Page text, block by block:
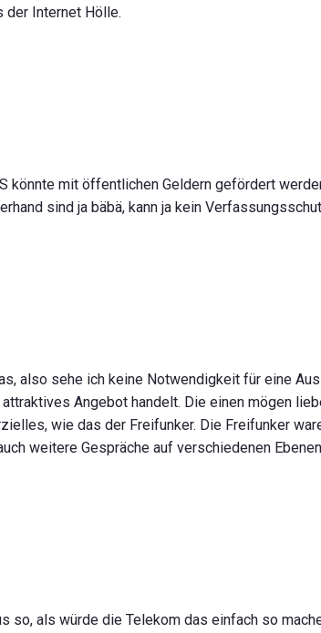
der Internet Hölle.
könnte mit öffentlichen Geldern gefördert
sind ja bäbä, kann ja kein
also sehe ich keine Notwendigkeit für eine
Angebot handelt. Die einen mögen
wie das der Freifunker. Die Freifunker
weitere Gespräche auf verschiedenen
so, als würde die Telekom das einfach so